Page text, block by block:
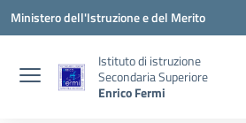
Vai ai contenuti
Vai al menu di navigazione
Vai al footer
Ministero dell'Istruzione e del Merito
Istituto di istruzione
Secondaria Superiore
Enrico Fermi